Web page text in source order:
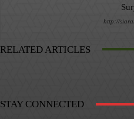
http://
RELATED ARTICLES
STAY CONNECTED